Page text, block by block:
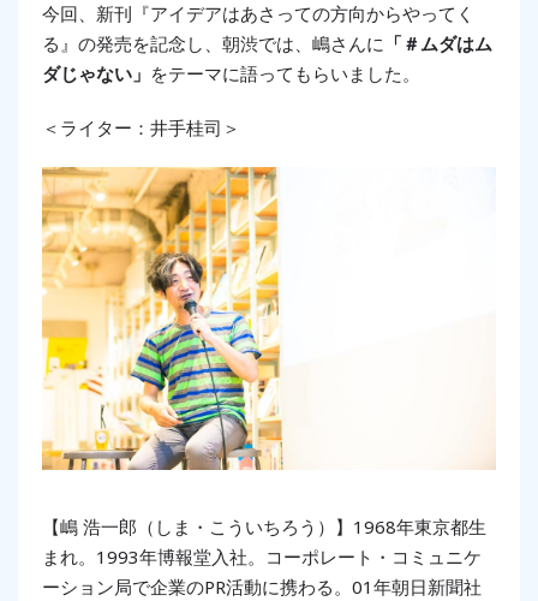
今回、新刊『アイデアはあさっての方向からやってく
る』の発売を記念し、朝渋では、嶋さんに 「＃ムダはム
ダじゃない」 をテーマに語ってもらいました。
＜ライター：井手桂司＞
【嶋 浩一郎（しま・こういちろう）】1968年東京都生
まれ。1993年博報堂入社。コーポレート・コミュニケ
ーション局で企業のPR活動に携わる。01年朝日新聞社